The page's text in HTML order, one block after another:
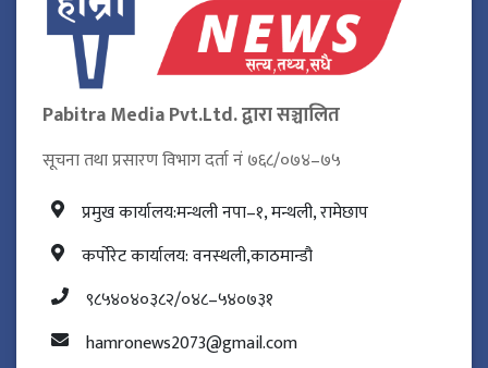
Pabitra Media Pvt.Ltd. द्वारा सञ्चालित
सूचना तथा प्रसारण विभाग दर्ता नं ७६८/०७४–७५
प्रमुख कार्यालय:मन्थली नपा–१, मन्थली, रामेछाप
कर्पोरेट कार्यालय: वनस्थली,काठमान्डौ
९८५४०४०३८२/०४८–५४०७३१
hamronews2073@gmail.com